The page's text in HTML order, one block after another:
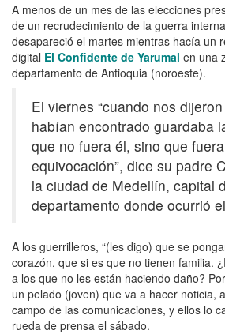
A menos de un mes de las elecciones
de un recrudecimiento de la guerra
desapareció el martes mientras hacía un
digital El Confidente de Yarumal en una
departamento de Antioquia (noroeste).
El viernes “cuando nos
habían encontrado guardaba
que no fuera él, sino que
equivocación”, dice su padre
la ciudad de Medellín, capital
departamento donde ocurrió
A los guerrilleros, “(les digo) que se
corazón, que si es que no tienen familia.
a los que no les están haciendo daño?
un pelado (joven) que va a hacer noticia,
campo de las comunicaciones, y ellos lo
rueda de prensa el sábado.